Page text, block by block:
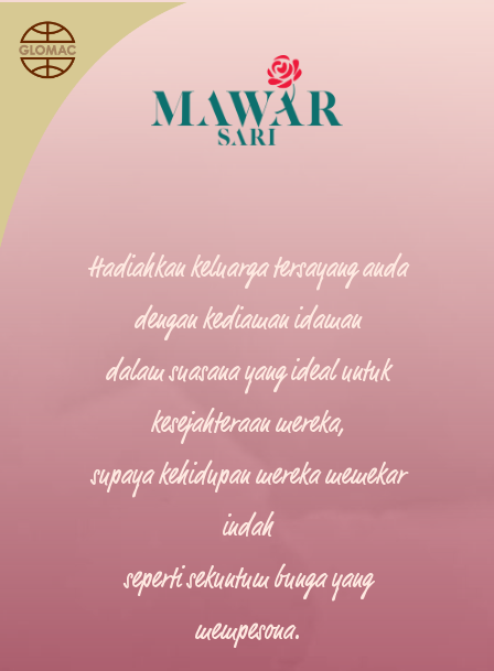
Hadiahkan keluarga tersayang anda
dengan kediaman idaman
dalam suasana yang ideal untuk
kesejahteraan mereka,
supaya kehidupan mereka memekar
indah
seperti sekuntum bunga yang
mempesona.